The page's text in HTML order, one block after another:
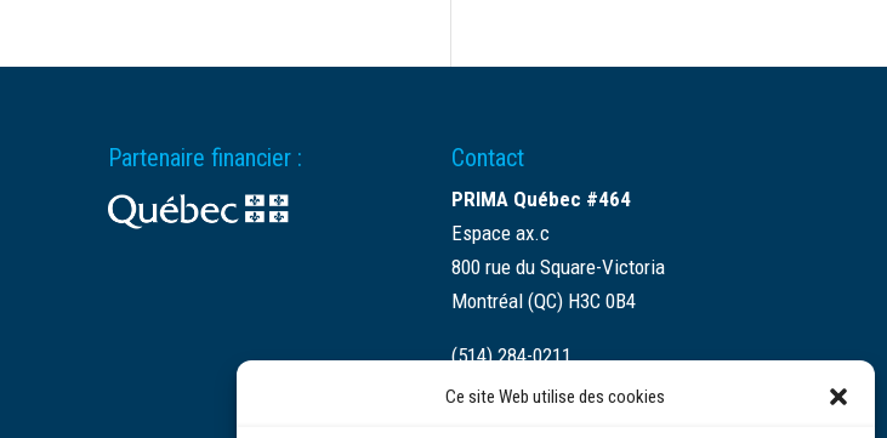
Ce site Web utilise des cookies
Partenaire financier : Contact
PRIMA Québec #464
Espace ax.c
800 rue du Square-Victoria
Montréal (QC) H3C 0B4
(514) 284-0211
info@prima.ca